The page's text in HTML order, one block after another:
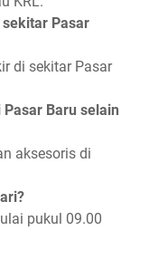
Pasar
di sekitar Pasar
Baru selain
aksesoris di
pukul 09.00